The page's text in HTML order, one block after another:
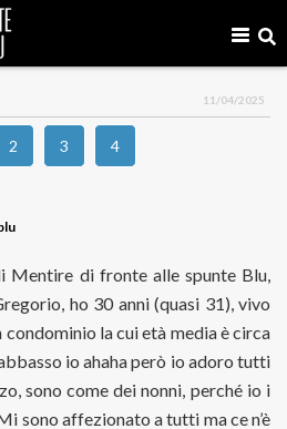
11/04/2025
2 3 4
Mentire di fronte alle spunte Blu,
ho 30 anni (quasi 31), vivo
condominio la cui età media è circa
io ahaha però io adoro tutti
sono come dei nonni, perché io i
sono affezionato a tutti ma ce n’è